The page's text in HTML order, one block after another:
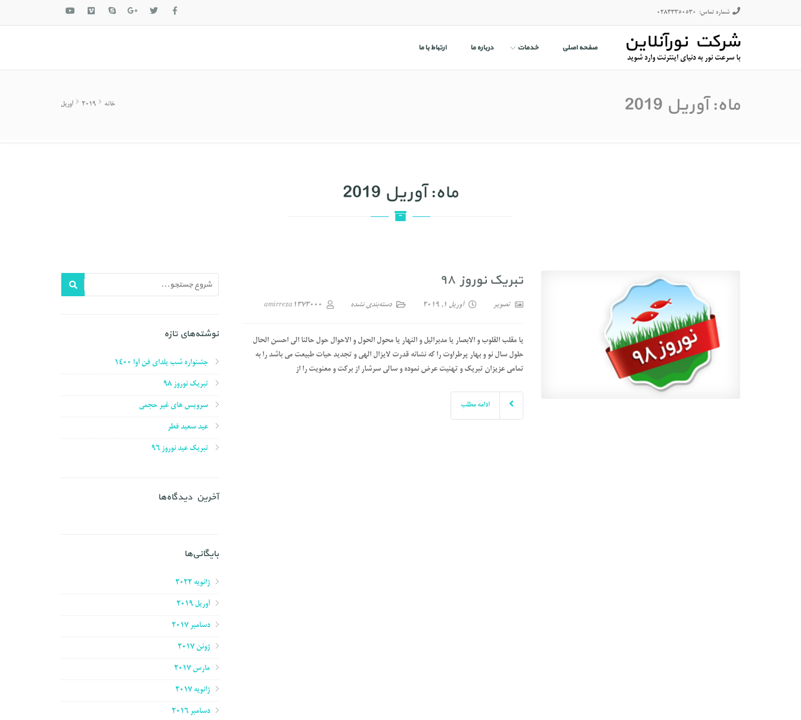
شماره تماس: 02833350530
شرکت نورآنلاین
با سرعت نور به دنیای اینترنت وارد شوید
صفحه اصلی خدمات درباره ما ارتباط با ما
ماه:آوریل 2019 خانه 2019 آوریل
ماه:آوریل 2019
تبریک نوروز ۹۸
تصویر آوریل 1, 2019 دسته‌بندی نشده amirreza1373000
یا مقلب القلوب و الابصار یا مدبرالیل و النهار یا محول الحول و الاحوال حول حالنا الی احسن الحال
حلول سال نو و بهار پرطراوت را که نشانه قدرت لایزال الهی و تجدید حیات طبیعت می باشد را به
تمامی عزیزان تبریک و تهنیت عرض نموده و سالی سرشار از برکت و معنویت را از
ادامه مطلب
نوشته‌های تازه
جشنواره شب یلدای فن آوا ۱۴۰۰
تبریک نوروز ۹۸
سرویس های غیر حجمی
عید سعید فطر
تبریک عید نوروز ۹۶
آخرین دیدگاه‌ها
بایگانی‌ها
ژانویه 2022
آوریل 2019
دسامبر 2017
ژوئن 2017
مارس 2017
ژانویه 2017
دسامبر 2016